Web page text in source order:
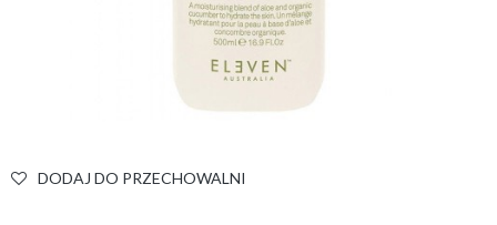
DODAJ DO PRZECHOWALNI